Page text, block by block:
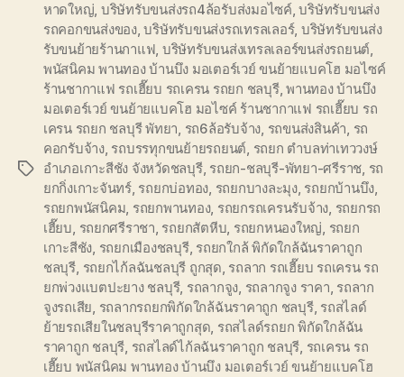
Tags
หาดใหญ่, บริษัทรับขนส่งรถ4ล้อรับส่งมอไซค์,บริษัทรับขนส่ง
รถคอกขนส่งของ,บริษัทรับขนส่งรถเทรลเลอร์, บริษัทรับขนส่ง
รับขนย้ายร้านกาแฟ, บริษัทรับขนส่งเทรลเลอร์ขนส่งรถยนต์,
พนัสนิคม พานทอง บ้านบึง มอเตอร์เวย์ ขนย้ายแบคโฮ มอไซค์
ร้านชากาแฟ รถเฮี๊ยบ รถเครน รถยก ชลบุรี,พานทอง บ้านบึง
มอเตอร์เวย์ ขนย้ายแบคโฮ มอไซค์ ร้านชากาแฟ รถเฮี๊ยบ รถ
เครน รถยก ชลบุรี พัทยา, รถ6ล้อรับจ้าง, รถขนส่งสินค้า, รถ
คอกรับจ้าง, รถบรรทุกขนย้ายรถยนต์, รถยก ตำบลท่าเทววงษ์
อำเภอเกาะสีชัง จังหวัดชลบุรี, รถยก-ชลบุรี-พัทยา-ศรีราช, รถ
ยกกิ่งเกาะจันทร์, รถยกบ่อทอง, รถยกบางละมุง, รถยกบ้านบึง,
รถยกพนัสนิคม, รถยกพานทอง, รถยกรถเครนรับจ้าง, รถยกรถ
เฮี๊ยบ, รถยกศรีราชา, รถยกสัตหีบ, รถยกหนองใหญ่, รถยก
เกาะสีชัง, รถยกเมืองชลบุรี, รถยกใกล้ พิกัดใกล้ฉันราคาถูก
ชลบุรี, รถยกไก้ลฉันชลบุรี ถูกสุด, รถลาก รถเฮี๊ยบ รถเครน รถ
ยกพ่วงแบตปะยาง ชลบุรี, รถลากจูง, รถลากจูง ราคา, รถลาก
จูงรถเสีย, รถลากรถยกพิกัดใกล้ฉันราคาถูก ชลบุรี, รถสไลด์
ย้ายรถเสียในชลบุรีราคาถูกสุด, รถสไลด์รถยก พิกัดใกล้ฉัน
ราคาถูก ชลบุรี, รถสไลด์ไก้ลฉันราคาถูก ชลบุรี, รถเครน รถ
เฮี๊ยบ พนัสนิคม พานทอง บ้านบึง มอเตอร์เวย์ ขนย้ายแบคโฮ